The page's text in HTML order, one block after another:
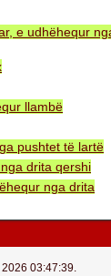
e udhëhequr
llambë
pushtet të lartë
drita qershi
nga drita
03:47:39.